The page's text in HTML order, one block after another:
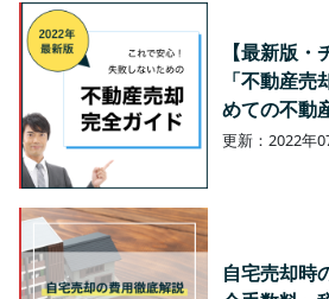
【最新版・
「不動産
めての不動
更新：2022年
自宅売却時